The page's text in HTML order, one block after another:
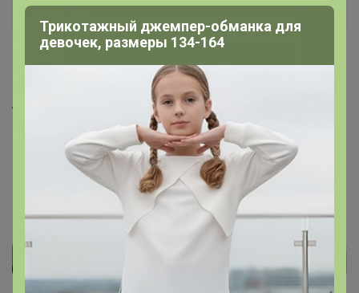
Бронзовый организатор
20 августа, 2024 12:30
Анна38
, Здравствуйте. Проблемы с маркировкой, не
все так гладко как хотелось бы. Пока не решу с этим
вопрос открывать не буду. Вопрос тянется очень давно
и решения пока не могут мне найти, поэтому пока стоп
на неопределенный период к сожалению.
Трикотажный джемпер-обманка для
девочек, размеры 134-164